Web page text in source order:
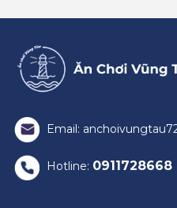
Email:
Hotline: 0911728668